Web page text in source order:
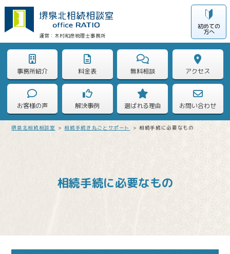
木村和彦税理士事務所
初めての
方へ
事務所紹介 料金表 無料相談 アクセス
お客様の声 解決事例 選ばれる理由 お問い合わせ
堺泉北相続相談室 >相続手続き丸ごとサポート >相続手続に必要なもの
相続手続に必要なもの